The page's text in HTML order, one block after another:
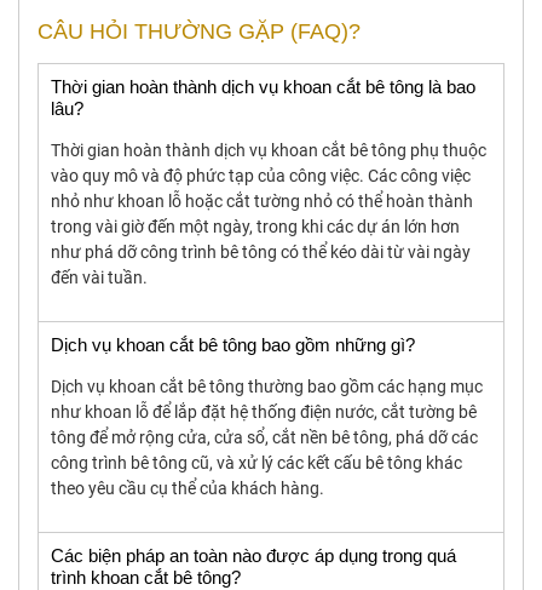
CÂU HỎI THƯỜNG GẶP (FAQ)?
Thời gian hoàn thành dịch vụ khoan cắt bê tông là bao
lâu?
Thời gian hoàn thành dịch vụ khoan cắt bê tông phụ thuộc
vào quy mô và độ phức tạp của công việc. Các công việc
nhỏ như khoan lỗ hoặc cắt tường nhỏ có thể hoàn thành
trong vài giờ đến một ngày, trong khi các dự án lớn hơn
như phá dỡ công trình bê tông có thể kéo dài từ vài ngày
đến vài tuần.
Dịch vụ khoan cắt bê tông bao gồm những gì?
Dịch vụ khoan cắt bê tông thường bao gồm các hạng mục
như khoan lỗ để lắp đặt hệ thống điện nước, cắt tường bê
tông để mở rộng cửa, cửa sổ, cắt nền bê tông, phá dỡ các
công trình bê tông cũ, và xử lý các kết cấu bê tông khác
theo yêu cầu cụ thể của khách hàng.
Các biện pháp an toàn nào được áp dụng trong quá
trình khoan cắt bê tông?